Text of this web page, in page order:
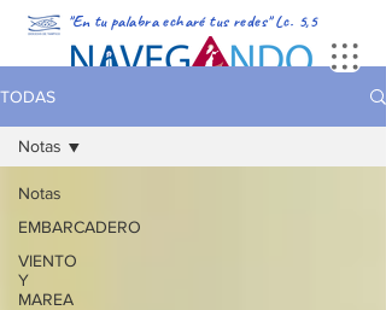
"En tu palabra echaré tus redes" Lc. 5,5
PORTADA
TODAS
Notas
EMBARCADERO
VIENTO
Y
MAREA
Notas